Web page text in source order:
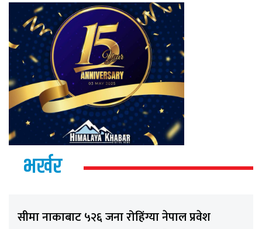
भर्खर
सीमा नाकाबाट ५२६ जना रोहिंग्या नेपाल प्रवेश